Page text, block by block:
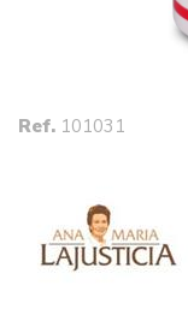
Ref. 101031